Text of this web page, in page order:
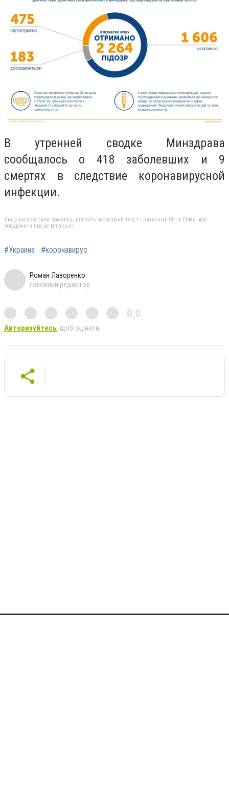
В утренней сводке Минздрава
сообщалось о 418 заболевших и 9
смертях в следствие коронавирусной
инфекции.
Якщо ви помітили помилку, виділіть необхідний текст і натисніть Ctrl + Enter, щоб
повідомити про це редакцію
#Украина #коронавирус
Роман Лазоренко
головний редактор
0,0
Авторизуйтесь, щоб оцінити